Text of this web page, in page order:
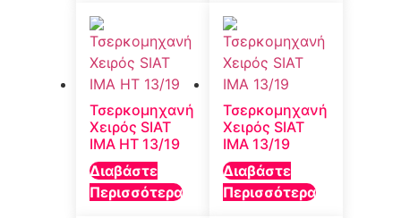
Τσερκομηχανή
Χειρός SIAT
IMA HT 13/19
Διαβάστε
Περισσότερα
Τσερκομηχανή
Χειρός SIAT
IMA 13/19
Διαβάστε
Περισσότερα